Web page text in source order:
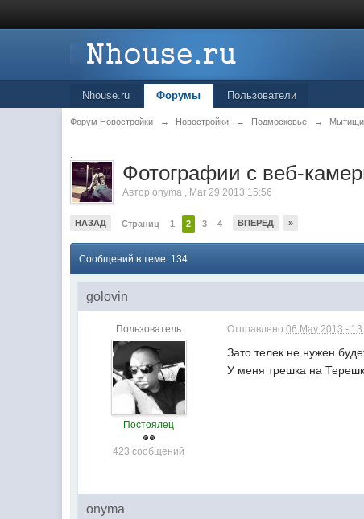
Nhouse.ru Форумы Пользователи
Форум Новостройки → Новостройки → Подмосковье → Мытищи
.
Фотографии с веб-
Авторonyma , Mar 29 2013 15:56
НАЗАД Страниц 1 2 3 4 ВПЕРЕД »
Сообщений в теме: 134
golovin
Пользователь
Постоялец
423 сообщений
Отправлено06 May 2013 -
Зато телек не нужен
У меня трешка на
onyma